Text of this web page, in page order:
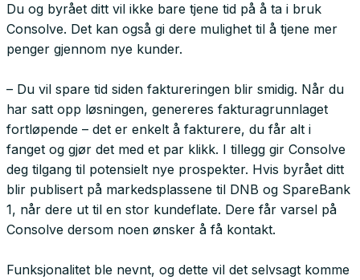
Du og byrået ditt vil ikke bare tjene tid på å ta i bruk
Consolve. Det kan også gi dere mulighet til å tjene mer
penger gjennom nye kunder.
– Du vil spare tid siden faktureringen blir smidig. Når du
har satt opp løsningen, genereres fakturagrunnlaget
fortløpende – det er enkelt å fakturere, du får alt i
fanget og gjør det med et par klikk. I tillegg gir Consolve
deg tilgang til potensielt nye prospekter. Hvis byrået ditt
blir publisert på markedsplassene til DNB og SpareBank
1, når dere ut til en stor kundeflate. Dere får varsel på
Consolve dersom noen ønsker å få kontakt.
Funksjonalitet ble nevnt, og dette vil det selvsagt komme